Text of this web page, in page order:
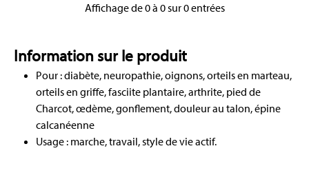
Affichage de 0 à 0 sur 0 entrées
Information sur le produit
Pour : diabète, neuropathie, oignons, orteils en marteau,
orteils en griffe, fasciite plantaire, arthrite, pied de
Charcot, œdème, gonflement, douleur au talon, épine
calcanéenne
Usage : marche, travail, style de vie actif.